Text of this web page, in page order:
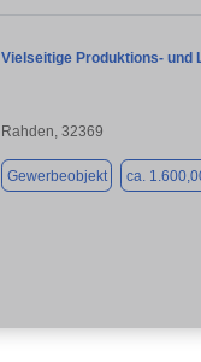
Vielseitige Produktions- und
Rahden, 32369
Gewerbeobjekt ca.